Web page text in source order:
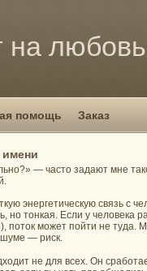
на любовь
помощь Заказ
— часто задают мне
энергетическую связь с
но тонкая. Если у человека
поток может пойти не туда.
шуме — риск.
не для всех. Он